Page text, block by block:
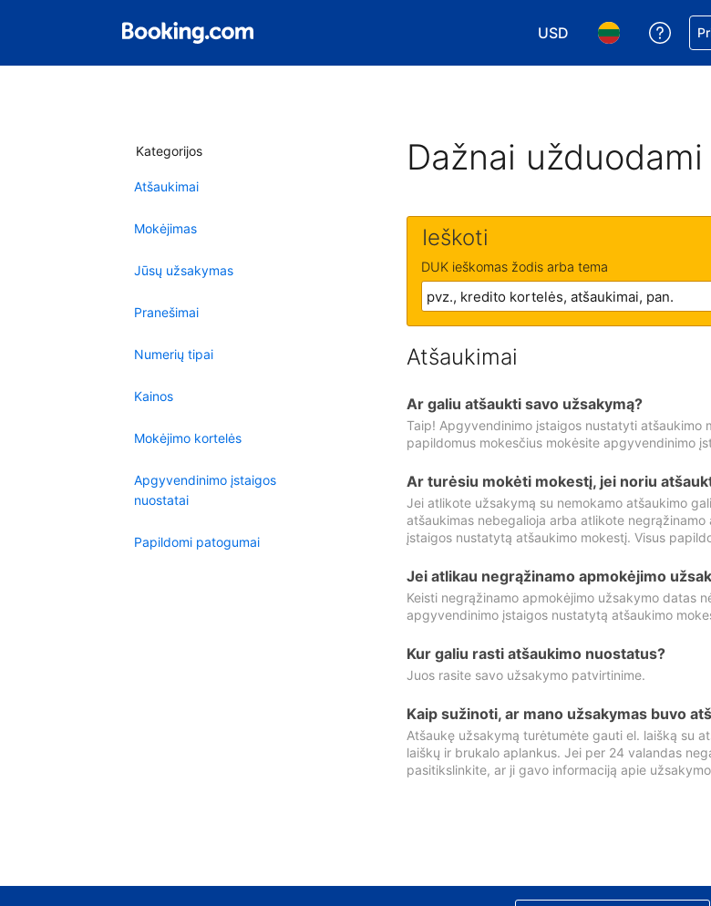
USD
Pasirinkite valiutą.
Pasirinkite
Kategorijos
Atšaukimai
Mokėjimas
Jūsų užsakymas
Pranešimai
Numerių tipai
Kainos
Mokėjimo kortelės
Apgyvendinimo įstaigos
nuostatai
Papildomi patogumai
Dažnai
Ieškoti
DUK ieškomas žodis arba tema
Atšaukimai
Ar galiu atšaukti savo užsakymą?
Taip! Apgyvendinimo įstaigos nustatyti atšaukimo
papildomus mokesčius mokėsite apgyvendinimo
Ar turėsiu mokėti mokestį, jei noriu
Jei atlikote užsakymą su nemokamo atšaukimo
atšaukimas nebegalioja arba atlikote
įstaigos nustatytą atšaukimo mokestį. Visus
Jei atlikau negrąžinamo apmokėjimo
Keisti negrąžinamo apmokėjimo užsakymo datas
apgyvendinimo įstaigos nustatytą atšaukimo
Kur galiu rasti atšaukimo nuostatus?
Juos rasite savo užsakymo patvirtinime.
Kaip sužinoti, ar mano užsakymas buvo
Atšaukę užsakymą turėtumėte gauti el. laišką su
laiškų ir brukalo aplankus. Jei per 24 valandas
pasitikslinkite, ar ji gavo informaciją apie